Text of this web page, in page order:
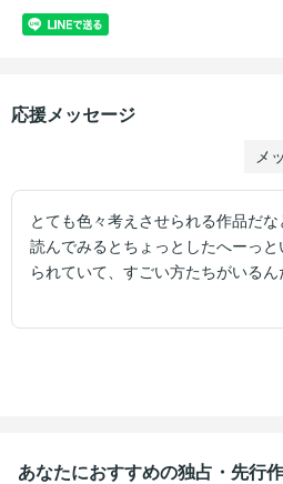
応援メッセージ
メ
とても色々考えさせられる作品だな
読んでみるとちょっとしたへーっ
られていて、すごい方たちがいるん
あなたにおすすめの独占・先行